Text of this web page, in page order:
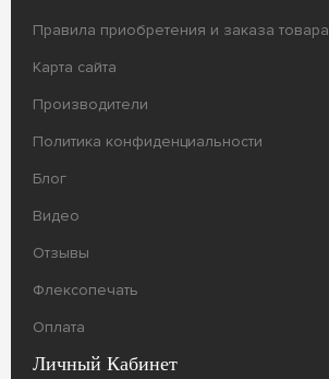
Правила приобретения и заказа товара
Карта сайта
Производители
Политика конфиденциальности
Блог
Видео
Отзывы
Флексопечать
Оплата
Личный Кабинет